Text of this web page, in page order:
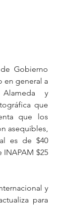
Gobierno
en general a
y
que
que los
asequibles,
es de $40
INAPAM $25
y
para